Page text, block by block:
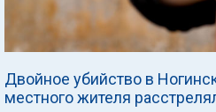
Двойное убийство в
местного жителя